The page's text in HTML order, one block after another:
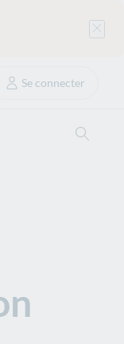
Se connecter